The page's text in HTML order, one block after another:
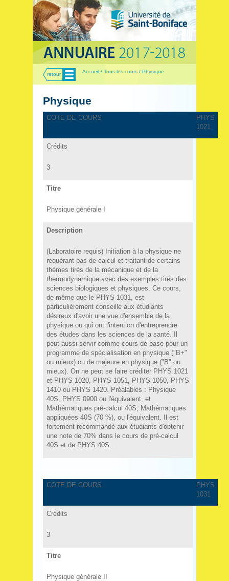
retour Menu Accueil / Tous les cours / Physique
Physique
COTE DE COURS
PHYS
1021
Crédits
3
Titre
Physique générale I
Description
(Laboratoire requis) Initiation à la physique ne
requérant pas de calcul et traitant de certains
thèmes tirés de la mécanique et de la
thermodynamique avec des exemples tirés des
sciences biologiques et physiques. Ce cours,
de même que le PHYS 1031, est
particulièrement conseillé aux étudiants
désireux d'avoir une vue d'ensemble de la
physique ou qui ont l'intention d'entreprendre
des études dans les sciences de la santé. Il
peut aussi servir comme cours de base pour un
programme de spécialisation en physique ("B+"
ou mieux) ou de majeure en physique ("B" ou
mieux). On ne peut se faire créditer PHYS 1021
et PHYS 1020, PHYS 1051, PHYS 1050, PHYS
1410 ou PHYS 1420. Préalables : Physique
40S, PHYS 0900 ou l'équivalent, et
Mathématiques pré-calcul 40S, Mathématiques
appliquées 40S (70 %), ou l'équivalent. Il est
fortement recommandé aux étudiants d'obtenir
une note de 70% dans le cours de pré-calcul
40S et de PHYS 40S.
COTE DE COURS
PHYS
1031
Crédits
3
Titre
Physique générale II